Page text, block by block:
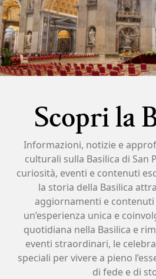
Scopri la
Informazioni, notizie e
culturali sulla Basilica di San
curiosità, eventi e contenuti
la storia della Basilica
aggiornamenti e
un’esperienza unica e
quotidiana nella Basilica e
eventi straordinari, le
speciali per vivere a pieno
di fede e di